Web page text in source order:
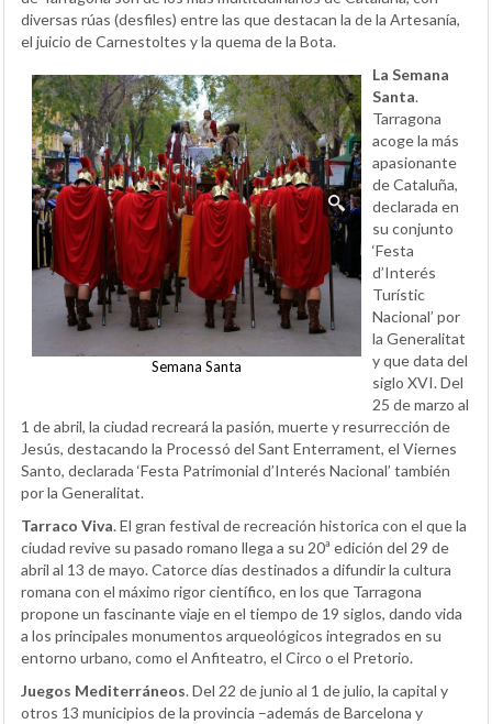
diversas rúas (desfiles) entre las que destacan la de la Artesanía,
el juicio de Carnestoltes y la quema de la Bota.
Semana Santa
La Semana
Santa.
Tarragona
acoge la más
apasionante
de Cataluña,
declarada en
su conjunto
‘Festa
d’Interés
Turístic
Nacional’ por
la Generalitat
y que data del
siglo XVI. Del
25 de marzo al
1 de abril, la ciudad recreará la pasión, muerte y resurrección de
Jesús, destacando la Processó del Sant Enterrament, el Viernes
Santo, declarada ‘Festa Patrimonial d’Interés Nacional’ también
por la Generalitat.
Tarraco Viva. El gran festival de recreación historica con el que la
ciudad revive su pasado romano llega a su 20ª edición del 29 de
abril al 13 de mayo. Catorce días destinados a difundir la cultura
romana con el máximo rigor científico, en los que Tarragona
propone un fascinante viaje en el tiempo de 19 siglos, dando vida
a los principales monumentos arqueológicos integrados en su
entorno urbano, como el Anfiteatro, el Circo o el Pretorio.
Juegos Mediterráneos. Del 22 de junio al 1 de julio, la capital y
otros 13 municipios de la provincia –además de Barcelona y